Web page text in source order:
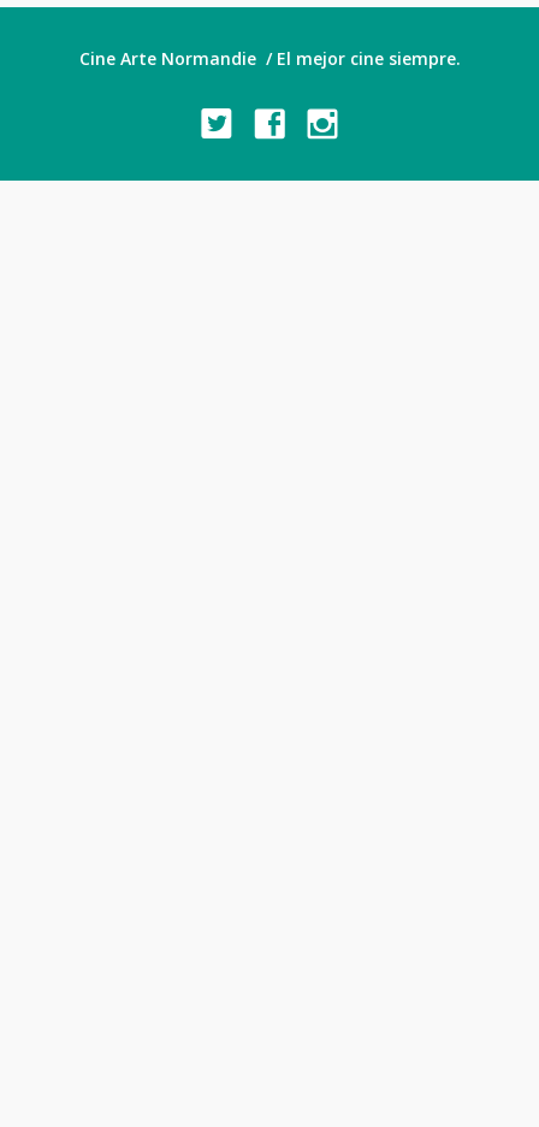
Cine Arte Normandie / El mejor cine siempre.